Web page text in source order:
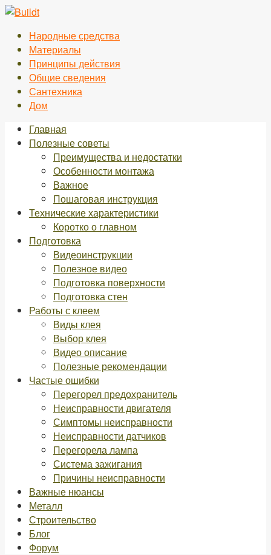
Перейти
контентуНародные средства
Материалы
Принципы действия
Общие сведения
Сантехника
Дом
Главная
Полезные советы
Преимущества и недостатки
Особенности монтажа
Важное
Пошаговая инструкция
Технические характеристики
Коротко о главном
Подготовка
Видеоинструкции
Полезное видео
Подготовка поверхности
Подготовка стен
Работы с клеем
Виды клея
Выбор клея
Видео описание
Полезные рекомендации
Частые ошибки
Перегорел предохранитель
Неисправности двигателя
Симптомы неисправности
Неисправности датчиков
Перегорела лампа
Система зажигания
Причины неисправности
Важные нюансы
Металл
Строительство
Блог
Форум